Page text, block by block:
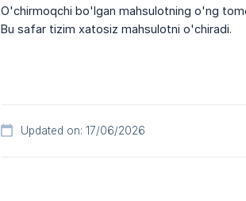
O'chirmoqchi bo'lgan mahsulotning o'ng
Bu safar tizim xatosiz mahsulotni o'chiradi.
Updated on: 17/06/2026